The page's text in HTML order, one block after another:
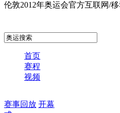
伦敦2012年奥运会官方互联网/
首页
赛程
视频
赛事回放 开幕